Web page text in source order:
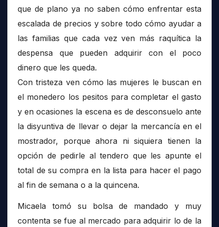
que de plano ya no saben cómo enfrentar esta
escalada de precios y sobre todo cómo ayudar a
las familias que cada vez ven más raquítica la
despensa que pueden adquirir con el poco
dinero que les queda.
Con tristeza ven cómo las mujeres le buscan en
el monedero los pesitos para completar el gasto
y en ocasiones la escena es de desconsuelo ante
la disyuntiva de llevar o dejar la mercancía en el
mostrador, porque ahora ni siquiera tienen la
opción de pedirle al tendero que les apunte el
total de su compra en la lista para hacer el pago
al fin de semana o a la quincena.
Micaela tomó su bolsa de mandado y muy
contenta se fue al mercado para adquirir lo de la